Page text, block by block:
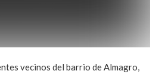
vecinos del barrio de Almagro,